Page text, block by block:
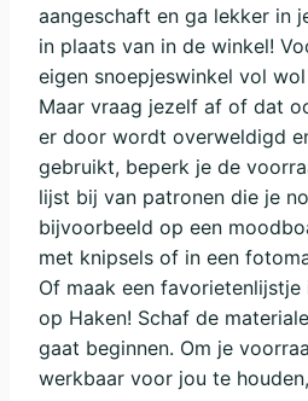
aangeschaft en ga lekker in
in plaats van in de winkel!
eigen snoepjeswinkel vol
Maar vraag jezelf af of dat
er door wordt overweldigd
gebruikt, beperk je de
lijst bij van patronen die je
bijvoorbeeld op een
met knipsels of in een
Of maak een
op Haken! Schaf de
gaat beginnen. Om je
werkbaar voor jou te